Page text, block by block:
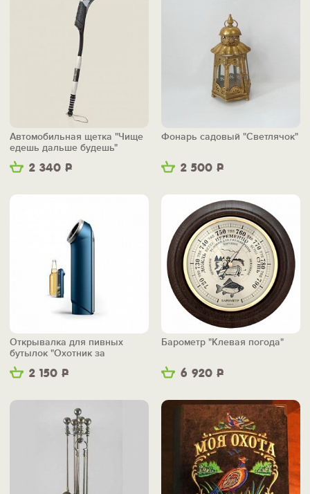
2 340 Р
Автомобильная щетка "Чище
едешь дальше будешь"
2 500 Р
Фонарь садовый "Светлячок"
2 150 Р
Открывалка для пивных
бутылок "Охотник за
трофеями"
6 920 Р
Барометр "Клевая погода"